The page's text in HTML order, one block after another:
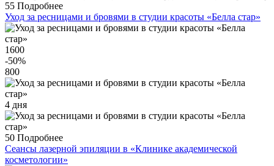
55 Подробнее
Уход за ресницами и бровями в студии красоты «Белла стар»
1600
-50%
800
4 дня
50 Подробнее
Сеансы лазерной эпиляции в «Клинике академической
косметологии»